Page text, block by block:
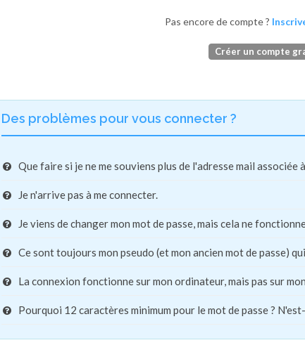
Pas encore de compte ?
Créer un compte
Des problèmes pour vous connecter ?
Que faire si je ne me souviens plus de l'adresse mail associée
Je n'arrive pas à me connecter.
Je viens de changer mon mot de passe, mais cela ne
Ce sont toujours mon pseudo (et mon ancien mot de passe)
La connexion fonctionne sur mon ordinateur, mais pas sur
Pourquoi 12 caractères minimum pour le mot de passe ?